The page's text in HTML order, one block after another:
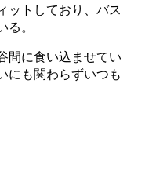
ットしており、バス
。
間に食い込ませてい
にも関わらずいつも